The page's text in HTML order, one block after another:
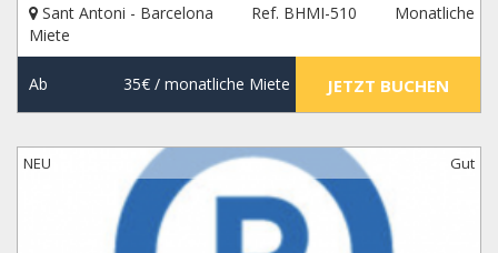
Sant Antoni - Barcelona
Ref. BHMI-510
Monatliche
Miete
Ab 35€/ monatliche Miete JETZT BUCHEN
NEU Gut